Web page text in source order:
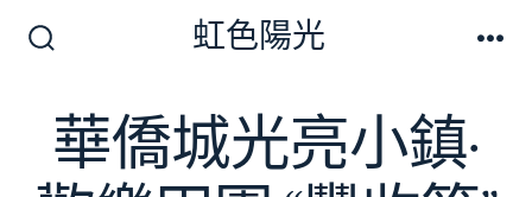
切
換
開
關
虹色陽光
華僑城光亮小鎮·